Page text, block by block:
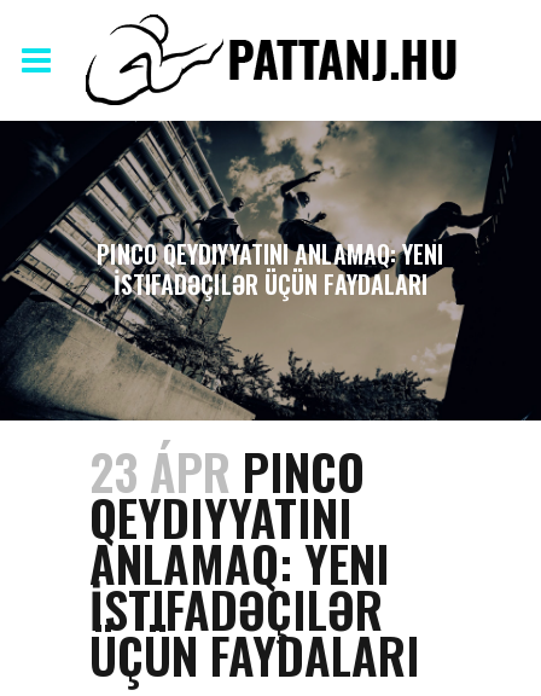
PINCO QEYDIYYATINI ANLAMAQ: YENI
İSTIFADƏÇILƏR ÜÇÜN FAYDALARI
23 ÁPR PINCO
QEYDIYYATINI
ANLAMAQ: YENI
İSTIFADƏÇILƏR
ÜÇÜN FAYDALARI